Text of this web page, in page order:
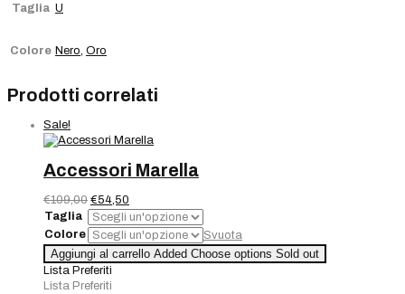
Taglia U
Colore Nero Oro
Prodotti correlati
Sale!
Accessori Marella
€109,00 Il
prezzo
originale
era:
€109,00.
€54,50
prezzo
attuale
è:
€54,50.
Taglia
Colore
Svuota
Accessori
Marella
quantità
Aggiungi al carrello Added Choose options Sold out
Lista Preferiti
Lista Preferiti